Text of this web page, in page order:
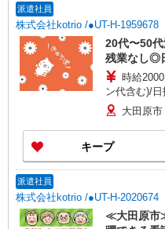
派遣社員
株式会社kotrio /●UT-H-1959678
20代〜50
残業なし◎
時給
ン代含む)/
大田原市
キープ
派遣社員
株式会社kotrio /●UT-H-2020674
≪大田原市